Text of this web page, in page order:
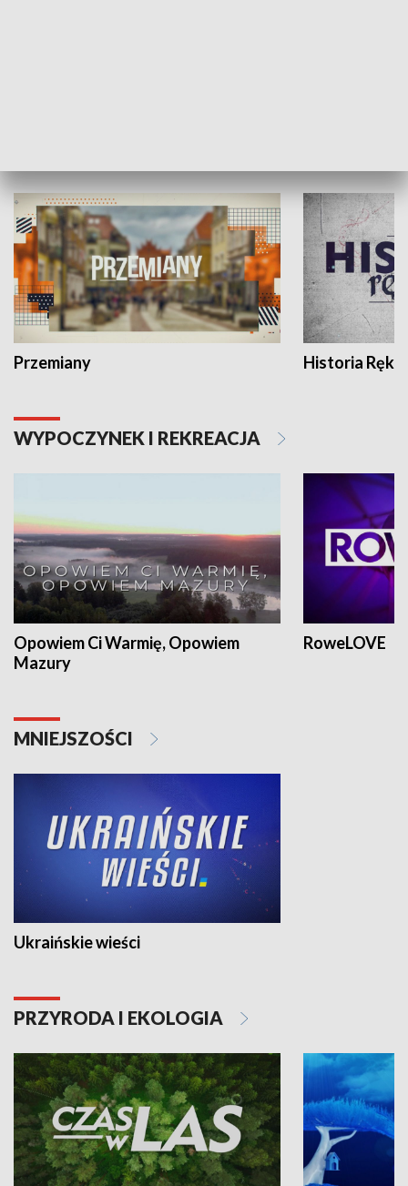
Przemiany Historia Ręką
WYPOCZYNEK I REKREACJA
Opowiem Ci Warmię, Opowiem
Mazury
RoweLOVE
MNIEJSZOŚCI
Ukraińskie wieści
PRZYRODA I EKOLOGIA